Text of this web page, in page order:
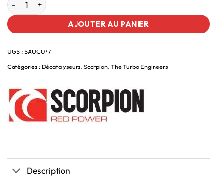
AJOUTER AU PANIER
UGS :SAUC077
Catégories : Décatalyseurs, Scorpion, The Turbo Engineers
Description